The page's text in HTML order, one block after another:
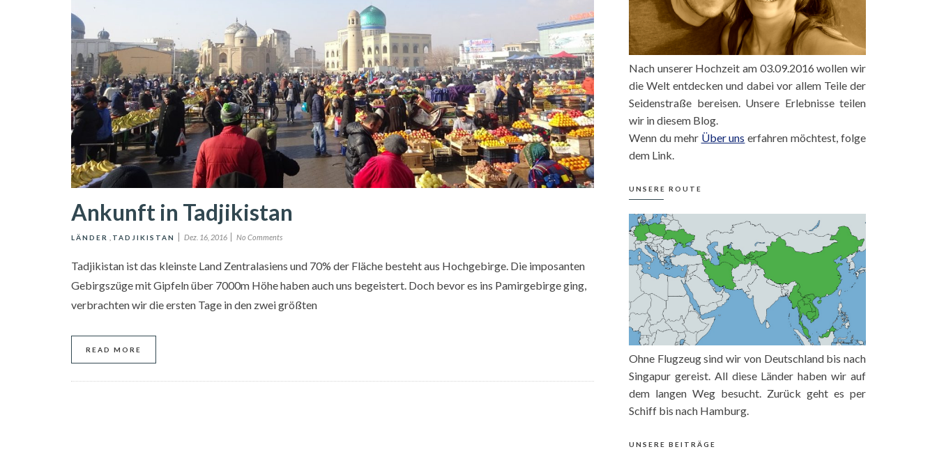
Ankunft in Tadjikistan
LÄNDER TADJIKISTAN Dez. 16, 2016 No Comments
Tadjikistan ist das kleinste Land Zentralasiens und 70% der Fläche besteht aus Hochgebirge. Die imposanten
Gebirgszüge mit Gipfeln über 7000m Höhe haben auch uns begeistert. Doch bevor es ins Pamirgebirge ging,
verbrachten wir die ersten Tage in den zwei größten
READ MORE
Nach unserer Hochzeit am 03.09.2016 wollen wir
die Welt entdecken und dabei vor allem Teile der
Seidenstraße bereisen. Unsere Erlebnisse teilen
wir in diesem Blog.
Wenn du mehr Über uns erfahren möchtest, folge
dem Link.
UNSERE ROUTE
Ohne Flugzeug sind wir von Deutschland bis nach
Singapur gereist. All diese Länder haben wir auf
dem langen Weg besucht. Zurück geht es per
Schiff bis nach Hamburg.
UNSERE BEITRÄGE